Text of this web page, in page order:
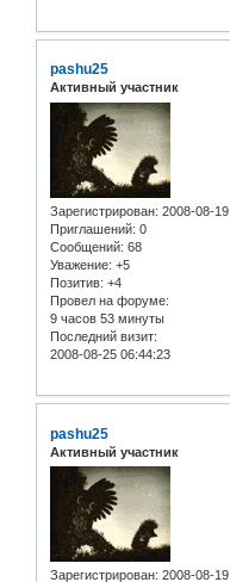
pashu25
Активный участник
Зарегистрирован: 2008-08-19
Приглашений: 0
Сообщений: 68
Уважение: +5
Позитив: +4
Провел на форуме:
9 часов 53 минуты
Последний визит:
2008-08-25 06:44:23
pashu25
Активный участник
Зарегистрирован: 2008-08-19